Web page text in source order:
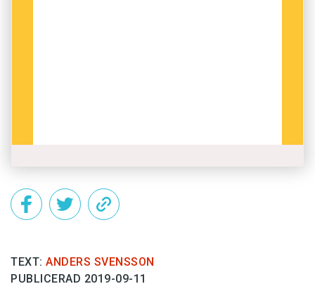
TEXT: ANDERS SVENSSON
PUBLICERAD 2019-09-11